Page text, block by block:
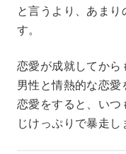
と言うより、あま
す。
恋愛が成就してか
男性と情熱的な恋愛
恋愛をすると、い
じけっぷりで暴走し